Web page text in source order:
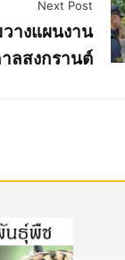
Next Post
างแผนงาน
ลสงกรานต์